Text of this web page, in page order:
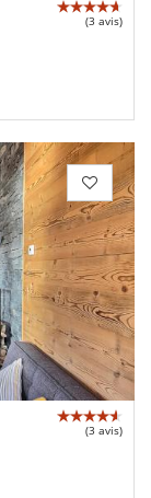
(3 avis)
(3 avis)